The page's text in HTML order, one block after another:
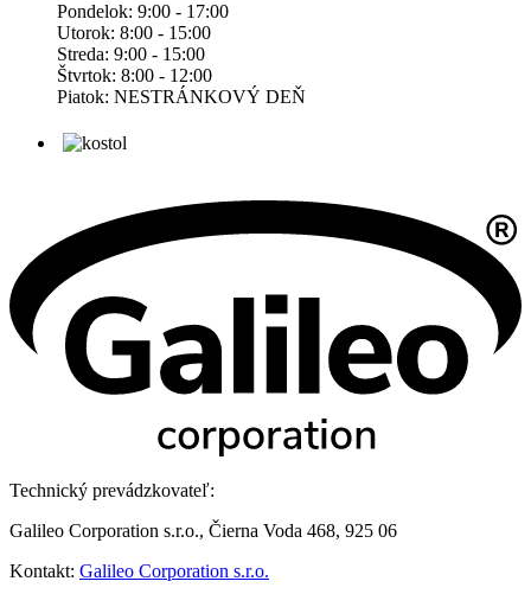
Pondelok: 9:00 - 17:00
Utorok: 8:00 - 15:00
Streda: 9:00 - 15:00
Štvrtok: 8:00 - 12:00
Piatok: NESTRÁNKOVÝ DEŇ
Technický prevádzkovateľ:
Galileo Corporation s.r.o., Čierna Voda 468, 925 06
Kontakt: Galileo Corporation s.r.o.